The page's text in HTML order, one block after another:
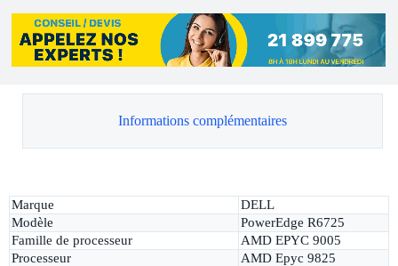
Informations complémentaires
Marque
DELL
Modèle
PowerEdge R6725
Famille de processeur
AMD EPYC 9005
Processeur
AMD Epyc 9825